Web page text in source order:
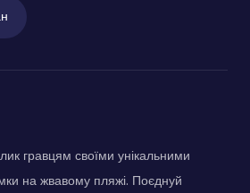
гравцям своїми унікальними
на жвавому пляжі. Поєднуй